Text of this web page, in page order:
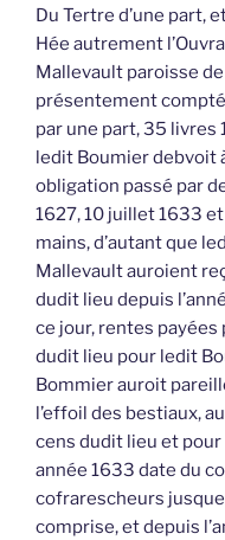
Du Tertre d’une part,
Hée autrement
Mallevault paroisse
présentement
par une part, 35 livres
ledit Boumier debvoit
obligation passé par
1627, 10 juillet 1633
mains, d’autant que
Mallevault auroient
dudit lieu depuis
ce jour, rentes
dudit lieu pour ledit
Bommier auroit
l’effoil des bestiaux,
cens dudit lieu et pour
année 1633 date du
cofrarescheurs
comprise, et depuis